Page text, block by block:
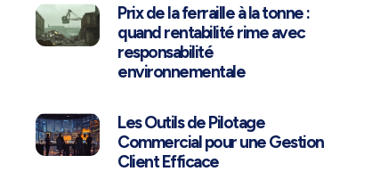
Prix de la ferraille à la tonne :
quand rentabilité rime avec
responsabilité
environnementale
Les Outils de Pilotage
Commercial pour une Gestion
Client Efficace